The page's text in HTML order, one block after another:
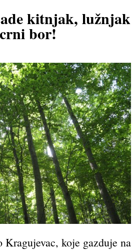
kitnjak, lužnjak
bor!
Kragujevac, koje gazduje na